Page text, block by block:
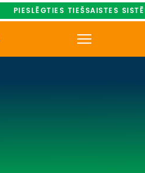
PIESLĒGTIES TIEŠSAISTES